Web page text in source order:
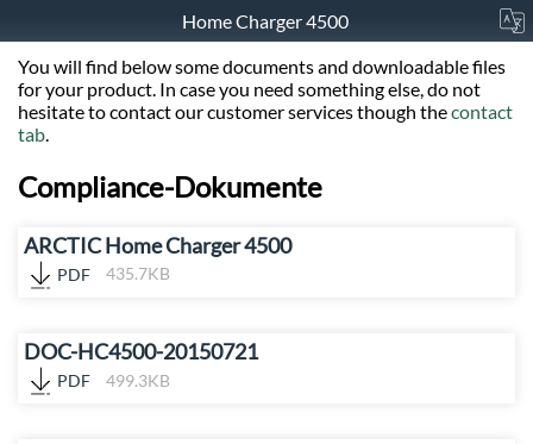
Home Charger 4500
You will find below some documents and downloadable files
for your product. In case you need something else, do not
hesitate to contact our customer services though thecontact
tab.
Compliance-Dokumente
ARCTIC Home Charger 4500
PDF 435.7KB
DOC-HC4500-20150721
PDF 499.3KB